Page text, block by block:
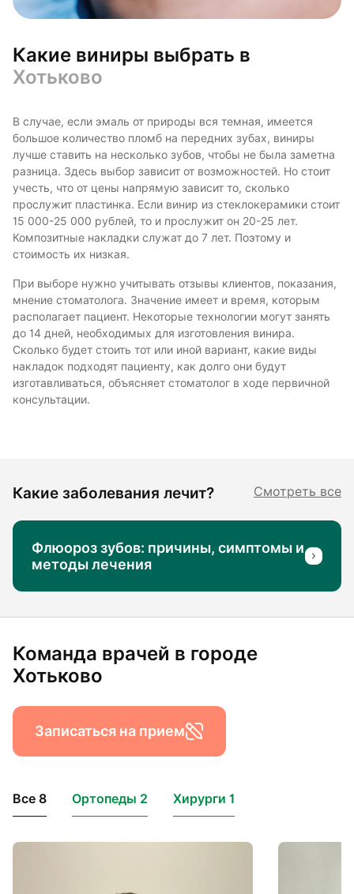
Какие виниры выбрать в
Хотьково
В случае, если эмаль от природы вся темная, имеется
большое количество пломб на передних зубах, виниры
лучше ставить на несколько зубов, чтобы не была заметна
разница. Здесь выбор зависит от возможностей. Но стоит
учесть, что от цены напрямую зависит то, сколько
прослужит пластинка. Если винир из стеклокерамики стоит
15 000-25 000 рублей, то и прослужит он 20-25 лет.
Композитные накладки служат до 7 лет. Поэтому и
стоимость их низкая.
При выборе нужно учитывать отзывы клиентов, показания,
мнение стоматолога. Значение имеет и время, которым
располагает пациент. Некоторые технологии могут занять
до 14 дней, необходимых для изготовления винира.
Сколько будет стоить тот или иной вариант, какие виды
накладок подходят пациенту, как долго они будут
изготавливаться, объясняет стоматолог в ходе первичной
консультации.
Какие заболевания лечит? Смотреть все
Флюороз зубов: причины, симптомы и
методы лечения
Команда врачей в городе
Хотьково
Записаться на прием
Все 8 Ортопеды 2 Хирурги 1